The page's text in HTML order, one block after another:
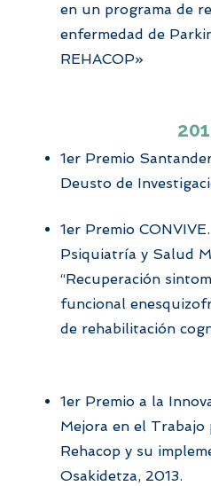
en un programa de
enfermedad de
REHACOP»
1er Premio
Deusto de
1er Premio
Psiquiatría y Salud
“Recuperación
funcional
de rehabilitación
1er Premio a la
Mejora en el Trabajo
Rehacop y su
Osakidetza, 2013.